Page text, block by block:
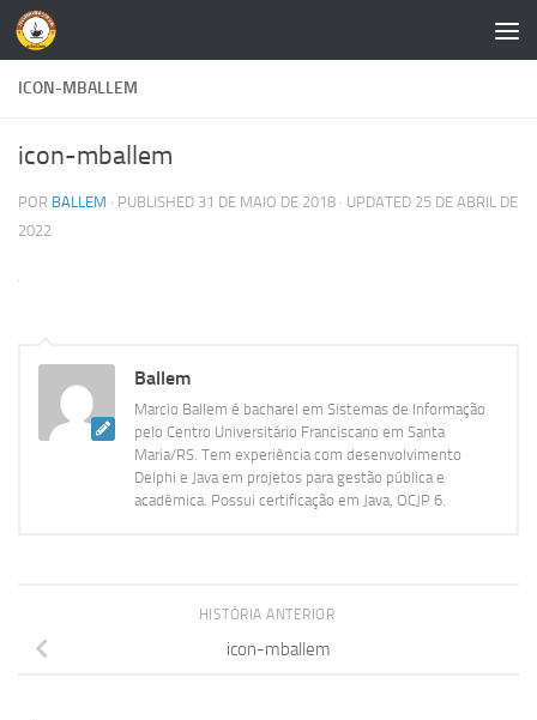
Skip to content
ICON-MBALLEM
icon-mballem
POR BALLEM · PUBLISHED 31 DE MAIO DE 2018 · UPDATED 25 DE ABRIL DE
2022
Ballem
Marcio Ballem é bacharel em Sistemas de Informação
pelo Centro Universitário Franciscano em Santa
Maria/RS. Tem experiência com desenvolvimento
Delphi e Java em projetos para gestão pública e
acadêmica. Possui certificação em Java, OCJP 6.
HISTÓRIA ANTERIOR
icon-mballem